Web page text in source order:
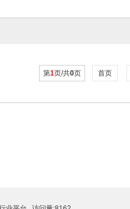
第1页/共0页 首页